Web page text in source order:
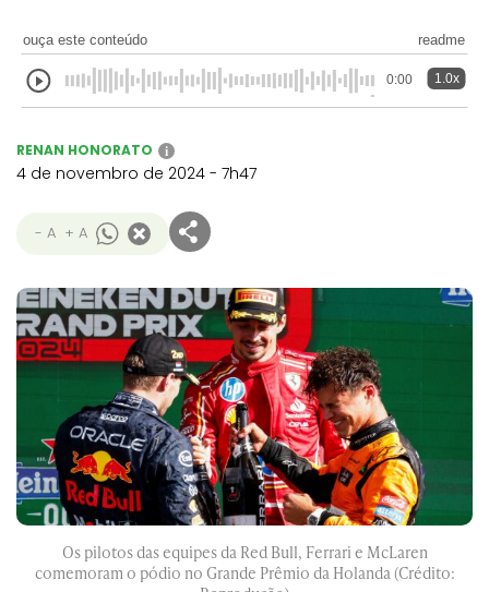
ouça este conteúdo readme
0:00 1.0x
RENAN HONORATO i
4 de novembro de 2024 - 7h47
- A + A
Os pilotos das equipes da Red Bull, Ferrari e McLaren
comemoram o pódio no Grande Prêmio da Holanda (Crédito: